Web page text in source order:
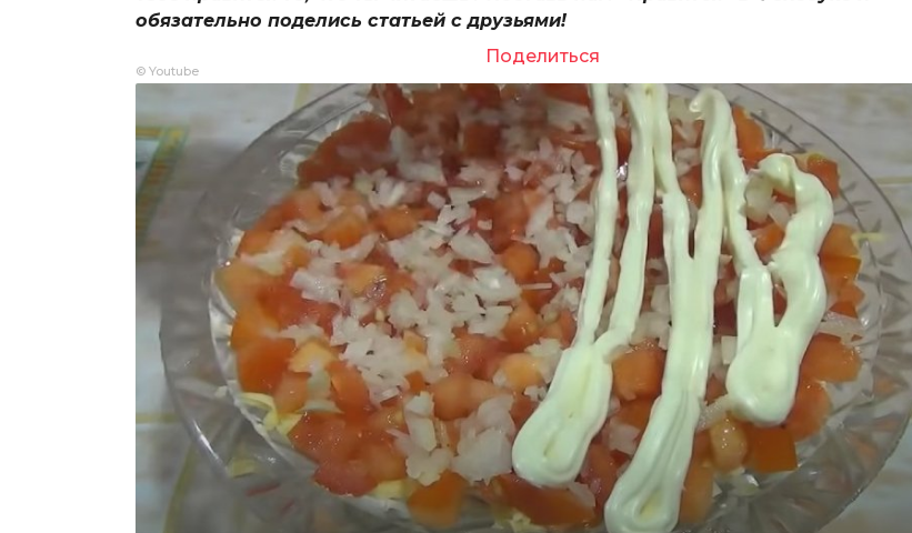
обязательно поделись статьей с друзьями!
Поделиться
© Youtube